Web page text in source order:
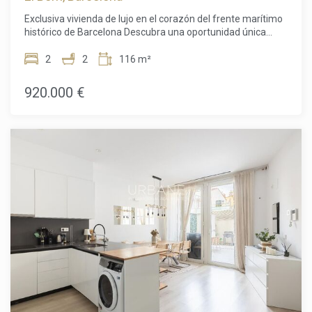
propiedad puede ofrecerle. El precio de venta no incluye
impuestos, gastos de notaría ni de registro, honorarios de
agencia ni gastos relacionados con la hipoteca (si
corresponde).
Exclusiva vivienda de lujo en el corazón del frente marítimo
histórico de Barcelona Descubra una oportunidad única
reformada en una de las ubicaciones más prestigiosas del
histórico barrio de La Ribera, en Ciutat Vella, este elegante
apartamento de 116 m² combina a la perfección el encanto
de Interés Local, el apartamento ha sido reformado con
materiales y acabados de alta calidad, conservando
cuidadosamente su carácter original. Sus techos originales
con detalles ornamentales aportan personalidad y
elegancia, armonizando con los acabados modernos de
toda la vivienda. Diseñado para disfrutar de un estilo de vida
exclusivo, el apartamento ofrece un amplio y luminoso
salón-comedor con cocina de concepto abierto, ideal tanto
para el día a día como para recibir invitados. La vivienda se
vende completamente amueblada, lista para entrar a vivir
desde el primer día. La distribución cuenta con dos amplios
dormitorios y dos elegantes baños, ofreciendo comodidad,
privacidad y funcionalidad. Sus balcones con vistas a la
2 2 116 m²
920.000 €